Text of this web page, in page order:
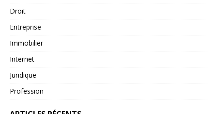
Droit
Entreprise
Immobilier
Internet
Juridique
Profession